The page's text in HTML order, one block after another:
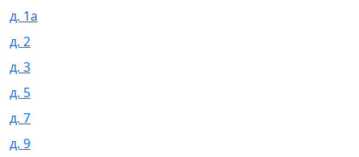
д. 1а
д. 2
д. 3
д. 5
д. 7
д. 9